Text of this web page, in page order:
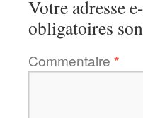
Votre adresse
obligatoires
Commentaire *